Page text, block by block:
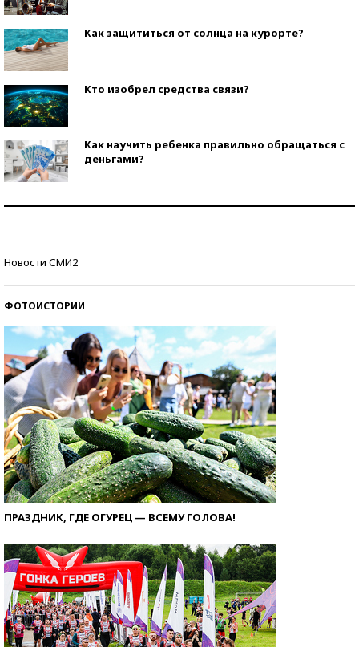
Как защититься от солнца на курорте?
Кто изобрел средства связи?
Как научить ребенка правильно обращаться с
деньгами?
Новости СМИ2
ФОТОИСТОРИИ
ПРАЗДНИК, ГДЕ ОГУРЕЦ — ВСЕМУ ГОЛОВА!